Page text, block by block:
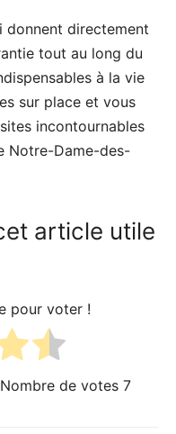
donnent directement
tout au long du
à la vie
sur place et vous
incontournables
Notre-Dame-des-
article utile
pour voter !
de votes 7